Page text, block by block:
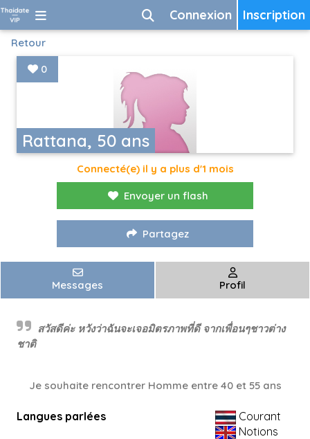
Inscription
Connexion
Retour
Rattana, 50 ans
0
Connecté(e) il y a plus d'1 mois
Envoyer un flash
Partagez
Messages Profil
สวัสดีค่ะ หวังว่าฉันจะเจอมิตรภาพที่ดี จากเพื่อนๆชาวต่าง
ชาติ
Je souhaite rencontrer Homme entre 40 et 55 ans
Langues parlées
Courant
Notions